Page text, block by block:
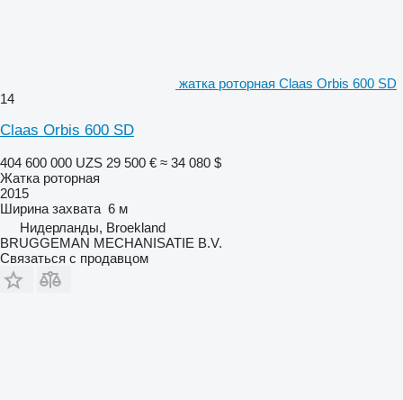
жатка роторная Claas Orbis 600 SD
14
Claas Orbis 600 SD
404 600 000 UZS 29 500 € ≈ 34 080 $
Жатка роторная
2015
Ширина захвата 6 м
Нидерланды, Broekland
BRUGGEMAN MECHANISATIE B.V.
Связаться с продавцом